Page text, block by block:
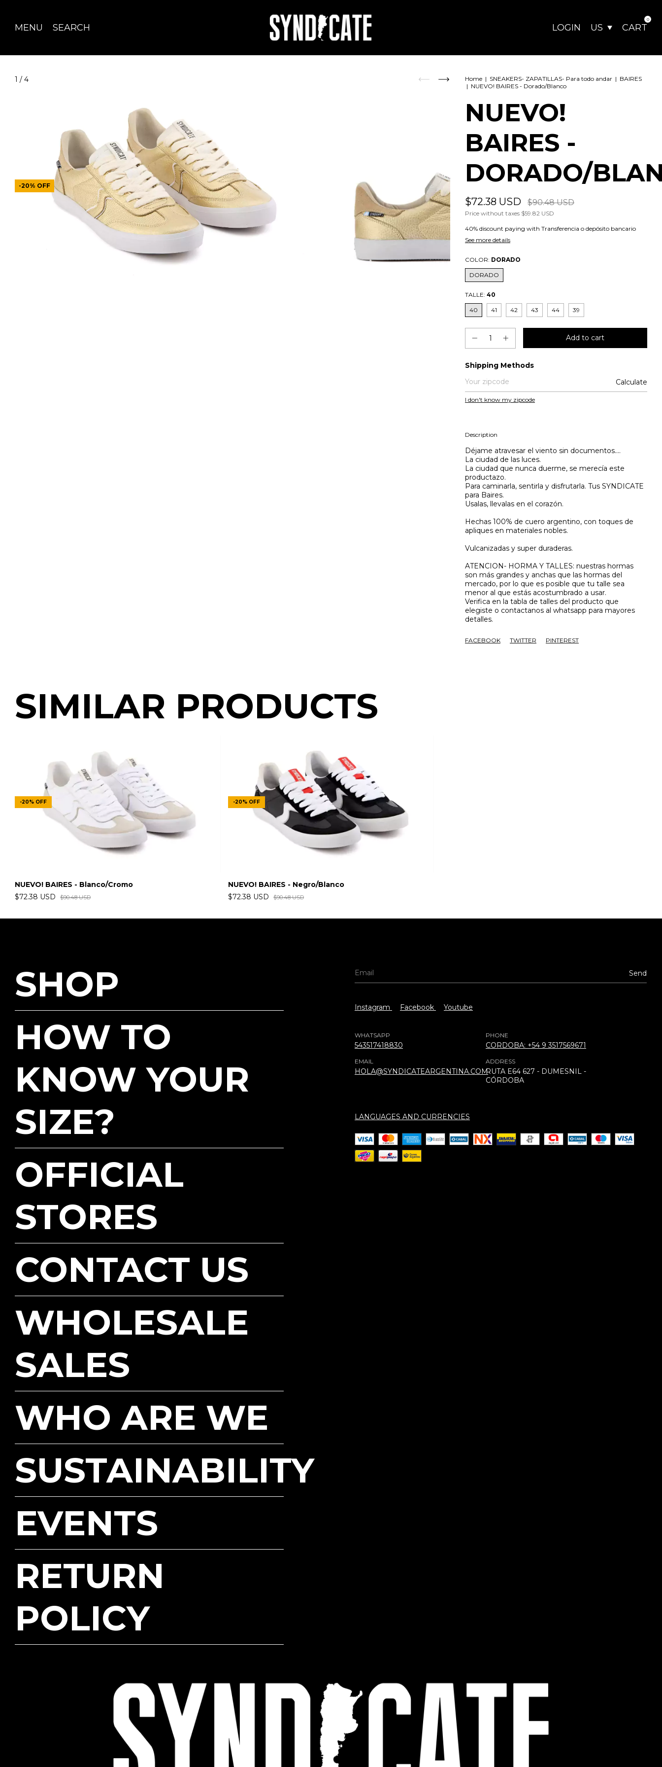
MENU SEARCH US
LOGIN CART
0
1 / 4
-20% OFF
Home | SNEAKERS- ZAPATILLAS- Para todo andar | BAIRES
| NUEVO! BAIRES - Dorado/Blanco
NUEVO!
BAIRES -
DORADO/
$72.38 USD $90.48 USD
Price without taxes $59.82 USD
40% discount paying with Transferencia o depósito bancario
See more details
COLOR: DORADO
DORADO
TALLE: 40
40 41 42 43 44 39
Shipping for zipcode:
Shipping Methods
Calculate
I don't know my zipcode
Description
Déjame atravesar el viento sin documentos....
La ciudad de las luces.
La ciudad que nunca duerme, se merecía este
productazo.
Para caminarla, sentirla y disfrutarla. Tus SYNDICATE
para Baires.
Usalas, llevalas en el corazón.
Hechas 100% de cuero argentino, con toques de
apliques en materiales nobles.
Vulcanizadas y super duraderas.
ATENCION- HORMA Y TALLES: nuestras hormas
son más grandes y anchas que las hormas del
mercado, por lo que es posible que tu talle sea
menor al que estás acostumbrado a usar.
Verifica en la tabla de talles del producto que
elegiste o contactanos al whatsapp para mayores
detalles.
FACEBOOK TWITTER PINTEREST
SIMILAR PRODUCTS
-20% OFF
NUEVO! BAIRES - Blanco/Cromo
$72.38 USD
$90.48 USD
-20% OFF
NUEVO! BAIRES - Negro/Blanco
$72.38 USD
$90.48 USD
SHOP
HOW TO
KNOW YOUR
SIZE?
OFFICIAL
STORES
CONTACT US
WHOLESALE
SALES
WHO ARE WE
SUSTAINABILITY
EVENTS
RETURN
POLICY
Instagram Facebook Youtube
WHATSAPP
543517418830
PHONE
CORDOBA: +54 9 3517569671
EMAIL
HOLA@SYNDICATEARGENTINA.COM
ADDRESS
RUTA E64 627 - DUMESNIL -
CÓRDOBA
LANGUAGES AND CURRENCIES